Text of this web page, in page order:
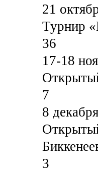
21
Турнир
36
17-18
7
8 декабря
3